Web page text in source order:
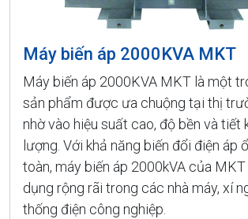
Máy biến áp 2000KVA MKT
Máy biến áp 2000KVA MKT là một
sản phẩm được ưa chuộng tại thị
nhờ vào hiệu suất cao, độ bền và tiết
lượng. Với khả năng biến đổi điện áp
toàn, máy biến áp 2000kVA của
dụng rộng rãi trong các nhà máy, xí
thống điện công nghiệp.